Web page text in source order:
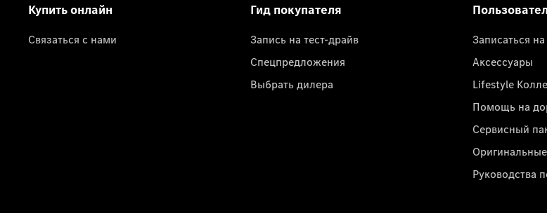
Купить онлайн
Связаться с нами
Гид покупателя
Запись на тест-драйв
Спецпредложения
Выбрать дилера
Записаться
Аксессуары
Lifestyle
Помощь на
Сервисный
Руководства